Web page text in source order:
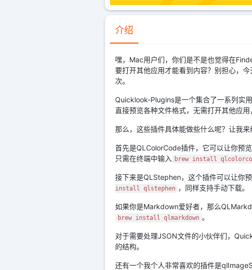
介绍
嘿，Mac用户们，你们是不是也觉得在
要打开其他应用才能看到内容？别担心，
次。
Quicklook-Plugins是一个集合了一系列实
直接预览各种文件格式，无需打开其他应用
那么，这些插件具体能做些什么呢？让我来
首先是QLColorCode插件，它可以让你预
只需在终端中输入
brew install
接下来是QLStephen，这个插件可以让你
install qlstephen ，同样支持手动下载。
如果你是Markdown爱好者，那么
brew install qlmarkdown 。
对于需要处理JSON文件的小伙伴们，
的结构。
还有一个我个人非常喜欢的插件是